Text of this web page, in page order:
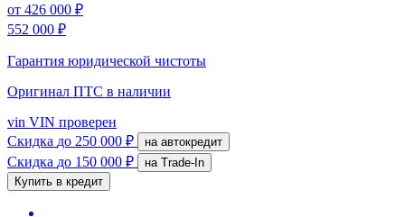
от 426 000 ₽
552 000 ₽
Гарантия юридической чистоты
Оригинал ПТС в наличии
vin VIN проверен
Скидка до 250 000 ₽ на автокредит
Скидка до 150 000 ₽
на Trade-In
Купить в кредит